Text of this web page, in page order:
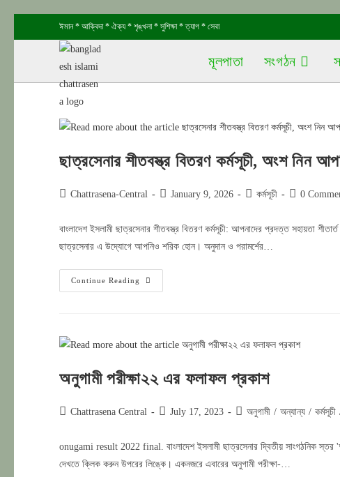
to
ঈমান * আক্বিদা * ঐক্য * শৃঙ্খলা * সুশিক্ষা * ত্যাগ * সেবা
মূলপাতা সংগঠন
ছাত্রসেনার শীতবস্ত্র বিতরণ কর্মসূচী, অংশ নিন
PostChattrasena-Central
PostJanuary 9, 2026
Postকর্মসূচী
Post
0
বাংলাদেশ ইসলামী ছাত্রসেনার শীতবস্ত্র বিতরণ কর্মসূচী: আপনাদের প্রদত্ত সহায়তা
ছাত্রসেনার এ উদ্যোগে আপনিও শরিক হোন। অনুদান ও পরামর্শের…
Continue Reading
ছাত্রসেনার
শীতবস্ত্র
আপনিও
অনুগামী পরীক্ষা২২ এর ফলাফল প্রকাশ
PostChattrasena Central
PostJuly 17, 2023
Postঅনুগামী / অন্যান্য / কর্মসূচী
onugami result 2022 final. বাংলাদেশ ইসলামী ছাত্রসেনার দ্বিতীয় সাংগঠনিক স্তর
দেখতে ক্লিক করুন উপরের লিঙ্কে। একনজরে এবারের অনুগামী পরীক্ষা-…